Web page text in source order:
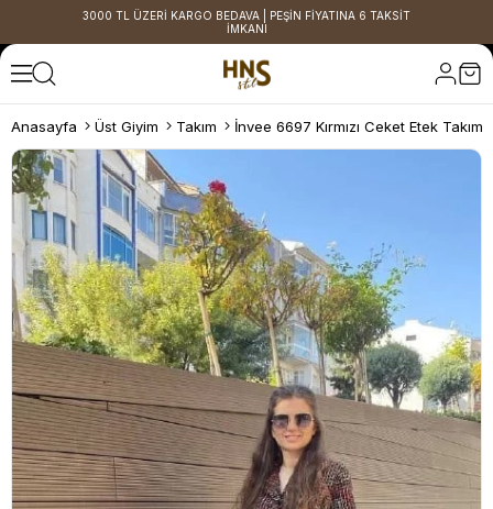
3000 TL ÜZERİ KARGO BEDAVA | PEŞİN FİYATINA 6 TAKSİT
İMKANI
Anasayfa Üst Giyim Takım İnvee 6697 Kırmızı Ceket Etek Takım